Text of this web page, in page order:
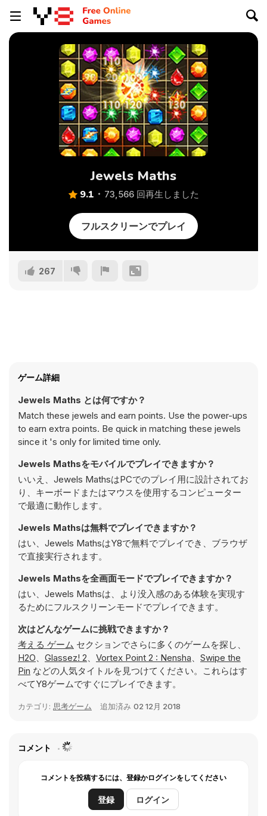
Jewels Maths
9.1 73,566 回再生しました
フルスクリーンでプレイ
267
ゲーム詳細
Jewels Maths とは何ですか？
Match these jewels and earn points. Use the power-ups
to earn extra points. Be quick in matching these jewels
since it 's only for limited time only.
Jewels Mathsをモバイルでプレイできますか？
いいえ、Jewels MathsはPCでのプレイ用に設計されてお
り、キーボードまたはマウスを使用するコンピューター
で最適に動作します。
Jewels Mathsは無料でプレイできますか？
はい、Jewels MathsはY8で無料でプレイでき、ブラウザ
で直接実行されます。
Jewels Mathsを全画面モードでプレイできますか？
はい、Jewels Mathsは、より没入感のある体験を実現す
るためにフルスクリーンモードでプレイできます。
次はどんなゲームに挑戦できますか？
考える ゲーム セクションでさらに多くのゲームを探し、
H2O、 Glassez! 2、 Vortex Point 2 : Nensha、 Swipe the
Pin などの人気タイトルを見つけてください。これらはす
べてY8ゲームですぐにプレイできます。
カテゴリ: 思考ゲーム 追加済み 02 12月 2018
コメント
コメントを投稿するには、登録かログインをしてください
登録 ログイン